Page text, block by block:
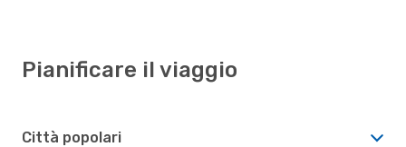
Pianificare il viaggio
Città popolari